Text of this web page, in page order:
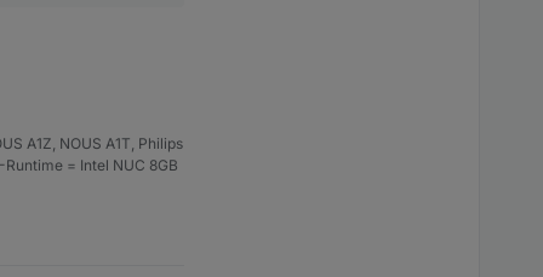
A1Z, NOUS A1T, Philips
= Intel NUC 8GB